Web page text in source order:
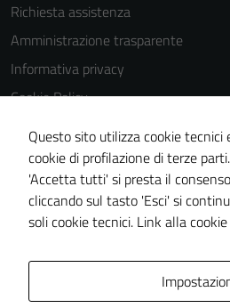
Richiesta assistenza
Amministrazione trasparente
Informativa privacy
Cookie Policy
Note legali
Dichiarazione di accessibilità
Piano di miglioramento del sito
Statistiche sito web
Questo sito utilizza cookie tecnici
cookie di profilazione di terze
'Accetta tutti' si presta il
cliccando sul tasto 'Esci' si
soli cookie tecnici. Link alla